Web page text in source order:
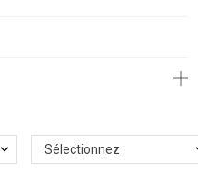
Sélectionnez